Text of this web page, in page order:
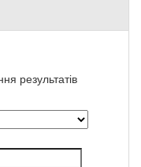
результатів